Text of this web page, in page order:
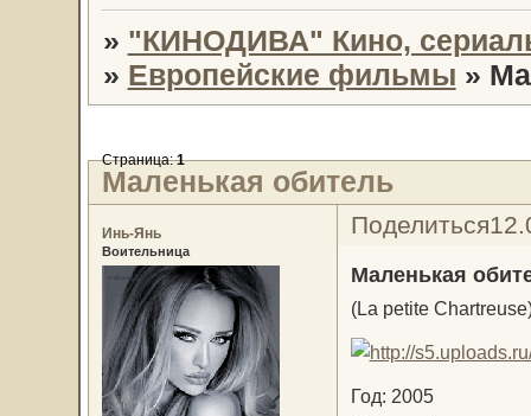
» "КИНОДИВА" Кино,
» Европейские фильмы »
Маленькая обитель
Страница:1
Поделиться
Инь-Янь
Воительница
Маленькая
(La petite
Год: 2005